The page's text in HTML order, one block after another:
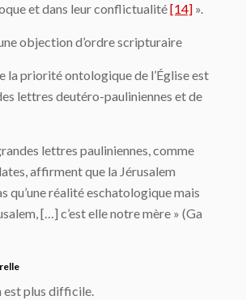
et dans leur conflictualité[14] ».
une objection d’ordre scripturaire
la priorité ontologique de l’Église est
lettres deutéro-pauliniennes et de
lettres pauliniennes, comme
affirment que la Jérusalem
qu’une réalité eschatologique mais
[…] c’est elle notre mère » (Ga
est plus difficile.